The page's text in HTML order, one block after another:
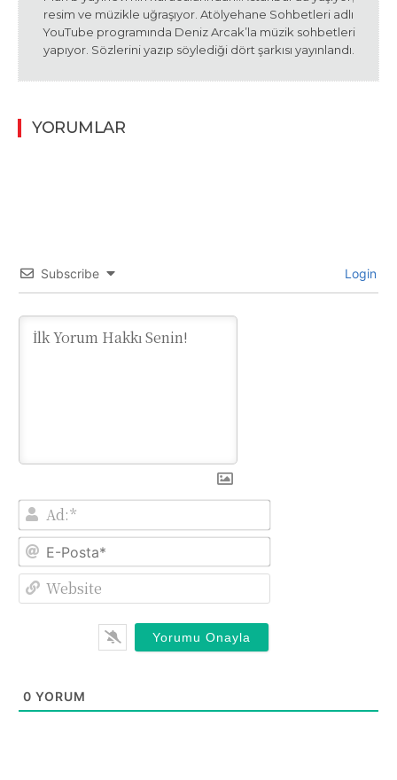
resim ve müzikle uğraşıyor. Atölyehane Sohbetleri adlı
YouTube programında Deniz Arcak’la müzik sohbetleri
yapıyor. Sözlerini yazıp söylediği dört şarkısı yayınlandı.
YORUMLAR
Subscribe Login
Ad:*
E-
0 YORUM